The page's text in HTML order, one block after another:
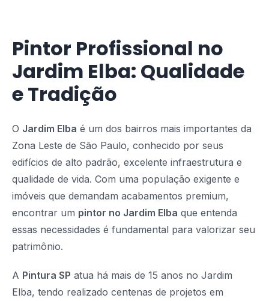
Pintor Profissional no
Jardim Elba: Qualidade
e Tradição
O Jardim Elba é um dos bairros mais importantes da
Zona Leste de São Paulo, conhecido por seus
edifícios de alto padrão, excelente infraestrutura e
qualidade de vida. Com uma população exigente e
imóveis que demandam acabamentos premium,
encontrar um pintor no Jardim Elba que entenda
essas necessidades é fundamental para valorizar seu
patrimônio.
A Pintura SP atua há mais de 15 anos no Jardim
Elba, tendo realizado centenas de projetos em